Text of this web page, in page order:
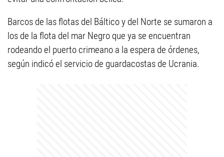
Barcos de las flotas del Báltico y del Norte se sumaron a
los de la flota del mar Negro que ya se encuentran
rodeando el puerto crimeano a la espera de órdenes,
según indicó el servicio de guardacostas de Ucrania.